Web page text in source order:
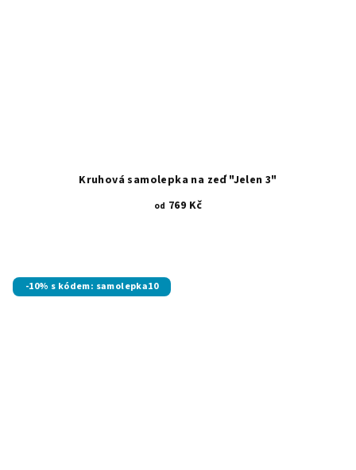
Kruhová samolepka na zeď "Jelen 3"
od 769 Kč
-10% s kódem: samolepka10